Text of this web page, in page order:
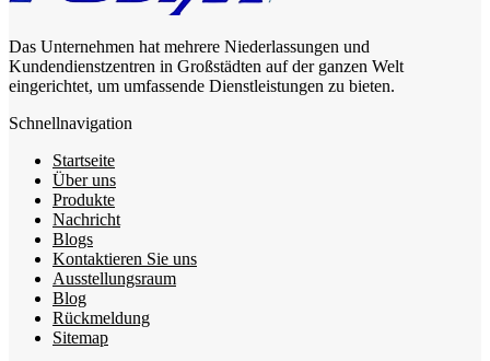
Das Unternehmen hat mehrere Niederlassungen und
Kundendienstzentren in Großstädten auf der ganzen Welt
eingerichtet, um umfassende Dienstleistungen zu bieten.
Schnellnavigation
Startseite
Über uns
Produkte
Nachricht
Blogs
Kontaktieren Sie uns
Ausstellungsraum
Blog
Rückmeldung
Sitemap